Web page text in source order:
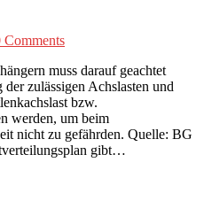
Comments
muss darauf geachtet
zulässigen Achslasten und
bzw.
werden, um beim
nicht zu gefährden. Quelle: BG
gibt…